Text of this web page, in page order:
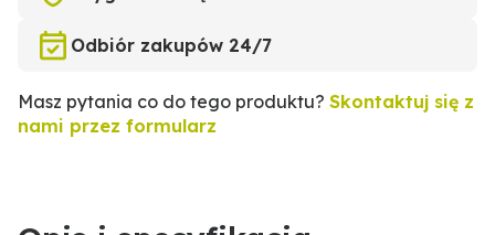
Odbiór zakupów 24/7
Masz pytania co do tego produktu? Skontaktuj się z
nami przez formularz